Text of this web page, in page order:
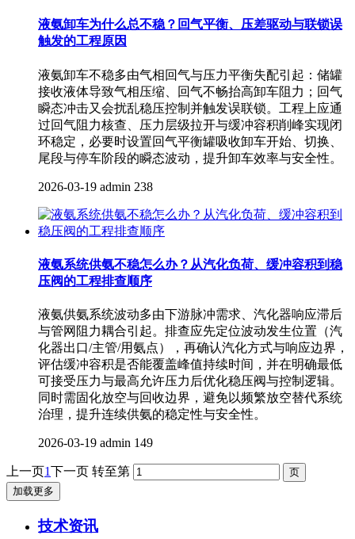
液氨卸车为什么总不稳？回气平衡、压差驱动与联锁误
触发的工程原因
液氨卸车不稳多由气相回气与压力平衡失配引起：储罐
接收液体导致气相压缩、回气不畅抬高卸车阻力；回气
瞬态冲击又会扰乱稳压控制并触发误联锁。工程上应通
过回气阻力核查、压力层级拉开与缓冲容积削峰实现闭
环稳定，必要时设置回气平衡罐吸收卸车开始、切换、
尾段与停车阶段的瞬态波动，提升卸车效率与安全性。
2026-03-19 admin 238
液氨系统供氨不稳怎么办？从汽化负荷、缓冲容积到稳
压阀的工程排查顺序
液氨供氨系统波动多由下游脉冲需求、汽化器响应滞后
与管网阻力耦合引起。排查应先定位波动发生位置（汽
化器出口/主管/用氨点），再确认汽化方式与响应边界，
评估缓冲容积是否能覆盖峰值持续时间，并在明确最低
可接受压力与最高允许压力后优化稳压阀与控制逻辑。
同时需固化放空与回收边界，避免以频繁放空替代系统
治理，提升连续供氨的稳定性与安全性。
2026-03-19 admin 149
上一页1下一页 转至第
加载更多
技术资讯